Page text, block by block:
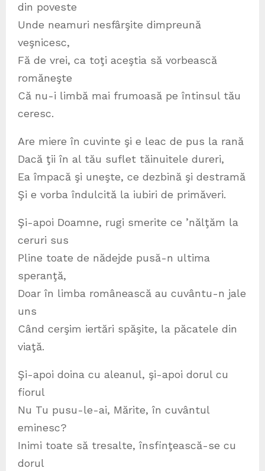
din poveste
Unde neamuri nesfârşite dimpreună
veşnicesc,
Fă de vrei, ca toţi aceştia să vorbească
romăneşte
Că nu-i limbă mai frumoasă pe întinsul tău
ceresc.
Are miere în cuvinte şi e leac de pus la rană
Dacă ţii în al tău suflet tăinuitele dureri,
Ea împacă şi uneşte, ce dezbină şi destramă
Şi e vorba îndulcită la iubiri de primăveri.
Şi-apoi Doamne, rugi smerite ce ’nălţăm la
ceruri sus
Pline toate de nădejde pusă-n ultima
speranţă,
Doar în limba românească au cuvântu-n jale
uns
Când cerşim iertări spăşite, la păcatele din
viaţă.
Şi-apoi doina cu aleanul, şi-apoi dorul cu
fiorul
Nu Tu pusu-le-ai, Mărite, în cuvântul
eminesc?
Inimi toate să tresalte, însfinţească-se cu
dorul